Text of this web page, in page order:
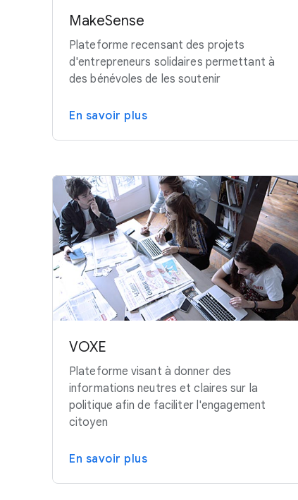
MakeSense
Plateforme recensant des projets
d'entrepreneurs solidaires permettant à
des bénévoles de les soutenir
En savoir plus
VOXE
Plateforme visant à donner des
informations neutres et claires sur la
politique afin de faciliter l'engagement
citoyen
En savoir plus